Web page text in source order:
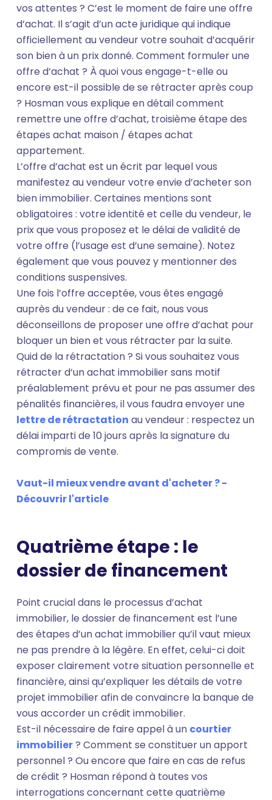
vos attentes ? C’est le moment de faire une offre
d’achat. Il s’agit d’un acte juridique qui indique
officiellement au vendeur votre souhait d’acquérir
son bien à un prix donné. Comment formuler une
offre d’achat ? À quoi vous engage-t-elle ou
encore est-il possible de se rétracter après coup
? Hosman vous explique en détail comment
remettre une offre d’achat, troisième étape des
étapes achat maison / étapes achat
appartement.
L’offre d’achat est un écrit par lequel vous
manifestez au vendeur votre envie d’acheter son
bien immobilier. Certaines mentions sont
obligatoires : votre identité et celle du vendeur, le
prix que vous proposez et le délai de validité de
votre offre (l’usage est d’une semaine). Notez
également que vous pouvez y mentionner des
conditions suspensives.
Une fois l’offre acceptée, vous êtes engagé
auprès du vendeur : de ce fait, nous vous
déconseillons de proposer une offre d’achat pour
bloquer un bien et vous rétracter par la suite.
Quid de la rétractation ? Si vous souhaitez vous
rétracter d’un achat immobilier sans motif
préalablement prévu et pour ne pas assumer des
pénalités financières, il vous faudra envoyer une
lettre de rétractation au vendeur : respectez un
délai imparti de 10 jours après la signature du
compromis de vente.
Vaut-il mieux vendre avant d'acheter ? -
Découvrir l'article
Quatrième étape : le
dossier de financement
Point crucial dans le processus d’achat
immobilier, le dossier de financement est l’une
des étapes d’un achat immobilier qu’il vaut mieux
ne pas prendre à la légère. En effet, celui-ci doit
exposer clairement votre situation personnelle et
financière, ainsi qu’expliquer les détails de votre
projet immobilier afin de convaincre la banque de
vous accorder un crédit immobilier.
Est-il nécessaire de faire appel à un courtier
immobilier? Comment se constituer un apport
personnel ? Ou encore que faire en cas de refus
de crédit ? Hosman répond à toutes vos
interrogations concernant cette quatrième